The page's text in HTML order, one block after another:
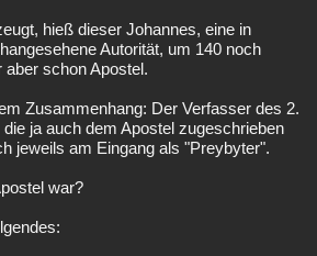
hieß dieser Johannes, eine in
Autorität, um 140 noch
aber schon Apostel.
Zusammenhang: Der Verfasser des 2.
ja auch dem Apostel zugeschrieben
jeweils am Eingang als "Preybyter".
war?